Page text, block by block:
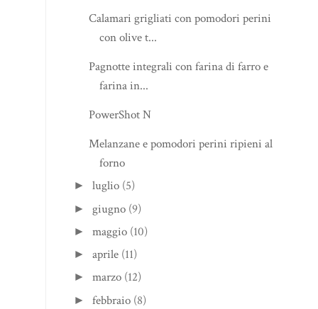
Calamari grigliati con pomodori perini
con olive t...
Pagnotte integrali con farina di farro e
farina in...
PowerShot N
Melanzane e pomodori perini ripieni al
forno
►luglio (5)
►giugno (9)
►maggio (10)
►aprile (11)
►marzo (12)
►febbraio (8)